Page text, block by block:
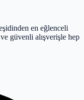
en eğlenceli
güvenli alışverişle hep